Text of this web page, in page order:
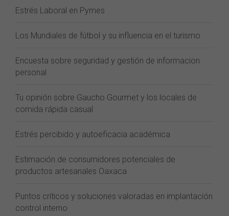
Estrés Laboral en Pymes
Los Mundiales de fútbol y su influencia en el turismo
Encuesta sobre seguridad y gestión de informacion
personal
Tu opinión sobre Gaucho Gourmet y los locales de
comida rápida casual
Estrés percibido y autoeficacia académica
Estimación de consumidores potenciales de
productos artesanales Oaxaca
Puntos críticos y soluciones valoradas en implantación
control interno